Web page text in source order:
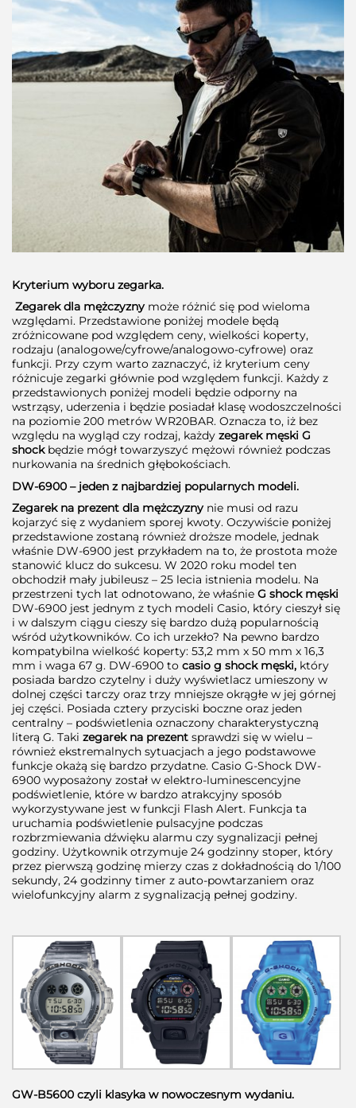
Kryterium wyboru zegarka.
Zegarek dla mężczyzny może różnić się pod wieloma
względami. Przedstawione poniżej modele będą
zróżnicowane pod względem ceny, wielkości koperty,
rodzaju (analogowe/cyfrowe/analogowo-cyfrowe) oraz
funkcji. Przy czym warto zaznaczyć, iż kryterium ceny
różnicuje zegarki głównie pod względem funkcji. Każdy z
przedstawionych poniżej modeli będzie odporny na
wstrząsy, uderzenia i będzie posiadał klasę wodoszczelności
na poziomie 200 metrów WR20BAR. Oznacza to, iż bez
względu na wygląd czy rodzaj, każdy zegarek męski G
shock będzie mógł towarzyszyć mężowi również podczas
nurkowania na średnich głębokościach.
DW-6900 – jeden z najbardziej popularnych modeli.
Zegarek na prezent dla mężczyzny nie musi od razu
kojarzyć się z wydaniem sporej kwoty. Oczywiście poniżej
przedstawione zostaną również droższe modele, jednak
właśnie DW-6900 jest przykładem na to, że prostota może
stanowić klucz do sukcesu. W 2020 roku model ten
obchodził mały jubileusz – 25 lecia istnienia modelu. Na
przestrzeni tych lat odnotowano, że właśnie G shock męski
DW-6900 jest jednym z tych modeli Casio, który cieszył się
i w dalszym ciągu cieszy się bardzo dużą popularnością
wśród użytkowników. Co ich urzekło? Na pewno bardzo
kompatybilna wielkość koperty: 53,2 mm x 50 mm x 16,3
mm i waga 67 g. DW-6900 to casio g shock męski, który
posiada bardzo czytelny i duży wyświetlacz umieszony w
dolnej części tarczy oraz trzy mniejsze okrągłe w jej górnej
jej części. Posiada cztery przyciski boczne oraz jeden
centralny – podświetlenia oznaczony charakterystyczną
literą G. Taki zegarek na prezent sprawdzi się w wielu –
również ekstremalnych sytuacjach a jego podstawowe
funkcje okażą się bardzo przydatne. Casio G-Shock DW-
6900 wyposażony został w elektro-luminescencyjne
podświetlenie, które w bardzo atrakcyjny sposób
wykorzystywane jest w funkcji Flash Alert. Funkcja ta
uruchamia podświetlenie pulsacyjne podczas
rozbrzmiewania dźwięku alarmu czy sygnalizacji pełnej
godziny. Użytkownik otrzymuje 24 godzinny stoper, który
przez pierwszą godzinę mierzy czas z dokładnością do 1/100
sekundy, 24 godzinny timer z auto-powtarzaniem oraz
wielofunkcyjny alarm z sygnalizacją pełnej godziny.
GW-B5600 czyli klasyka w nowoczesnym wydaniu.